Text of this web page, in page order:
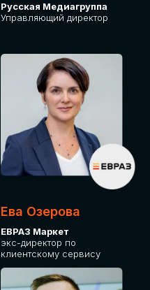
Русская Медиагруппа
Управляющий директор
Ева Озерова
ЕВРАЗ Маркет
экс-директор по
клиентскому сервису